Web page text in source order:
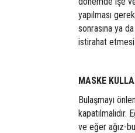
yapılması
sonrasına ya
istirahat
MASKE
Bulaşmayı
ve eğer ağız-